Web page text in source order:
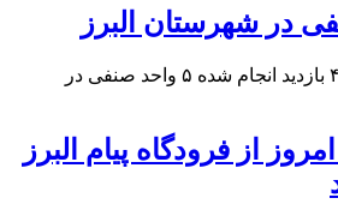
محمد نصیری گفت: در ۴۵ بازدید انجام شده ۵ واحد صنفی در
از فرودگاه پیام البرز